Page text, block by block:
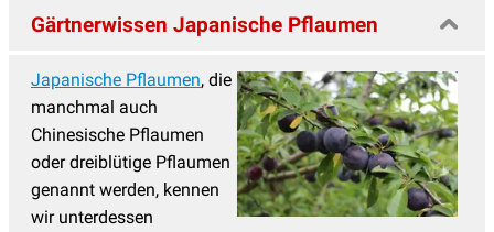
Gärtnerwissen Japanische Pflaumen
Japanische Pflaumen, die
manchmal auch
Chinesische Pflaumen
oder dreiblütige Pflaumen
genannt werden, kennen
wir unterdessen